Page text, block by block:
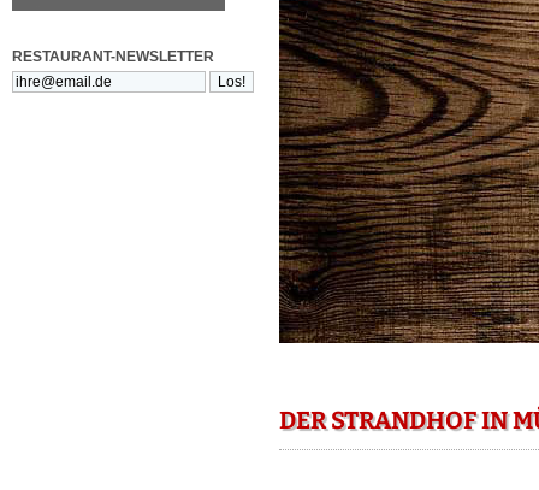
RESTAURANT-NEWSLETTER
DER STRANDHOF IN